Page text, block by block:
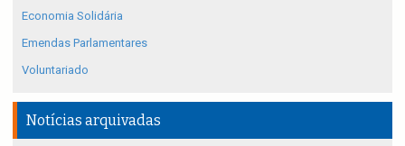
Economia Solidária
Emendas Parlamentares
Voluntariado
Notícias arquivadas